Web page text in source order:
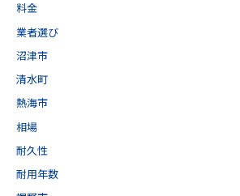
料金
業者選び
沼津市
清水町
熱海市
相場
耐久性
耐用年数